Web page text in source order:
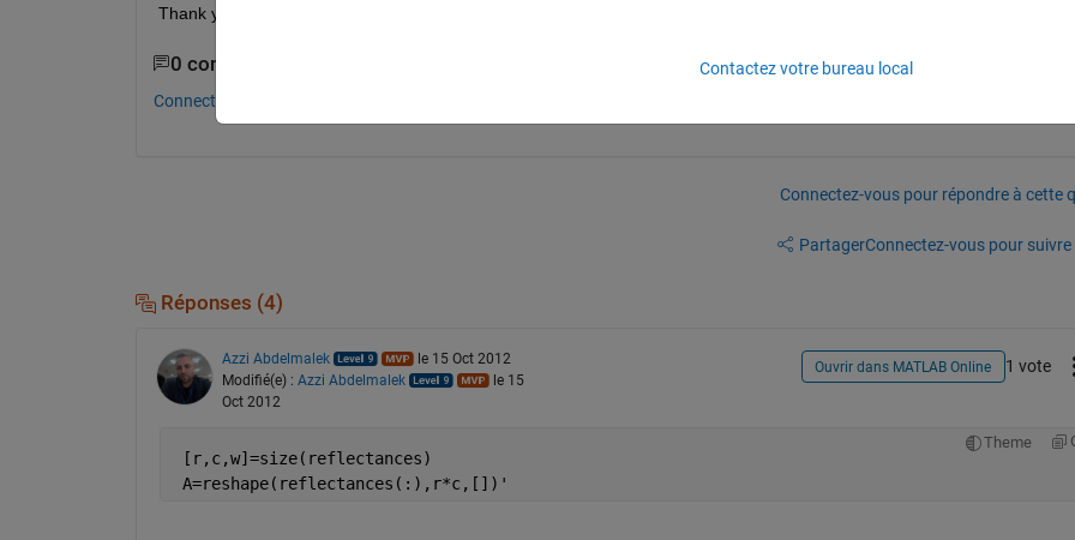
Thank you.
0 commentaires
Connectez-vous pour commenter.
Connectez-vous pour répondre à cette
PartagerConnectez-vous pour suivre
Réponses (4)
Azzi Abdelmalek
le 15 Oct 2012
Modifié(e) : Azzi Abdelmalek
le 15
Oct 2012
Ouvrir dans MATLAB Online 1 vote
Theme
[r,c,w]=size(reflectances)
A=reshape(reflectances(:),r*c,[])'
Contactez votre bureau local